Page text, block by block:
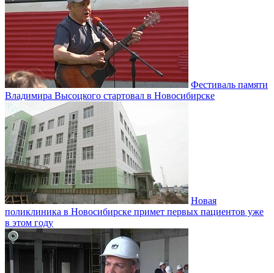
Фестиваль памяти
Владимира Высоцкого стартовал в Новосибирске
Новая
поликлиника в Новосибирске примет первых пациентов уже
в этом году